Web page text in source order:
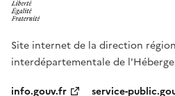
Site internet de la direction
interdépartementale de
info.gouv.fr
service-